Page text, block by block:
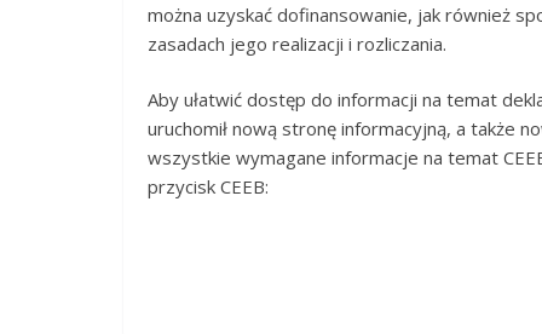
można uzyskać dofinansowanie, jak również
zasadach jego realizacji i rozliczania.
Aby ułatwić dostęp do informacji na temat
uruchomił nową stronę informacyjną, a także
wszystkie wymagane informacje na temat
przycisk CEEB: